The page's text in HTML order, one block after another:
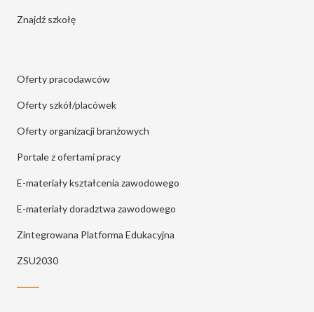
Znajdź szkołę
Oferty pracodawców
Oferty szkół/placówek
Oferty organizacji branżowych
Portale z ofertami pracy
E-materiały kształcenia zawodowego
E-materiały doradztwa zawodowego
Zintegrowana Platforma Edukacyjna
ZSU2030